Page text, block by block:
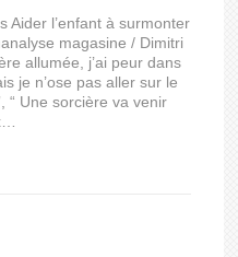
Aider l’enfant à surmonter
magasine / Dimitri
allumée, j’ai peur dans
je n’ose pas aller sur le
“ Une sorcière va venir